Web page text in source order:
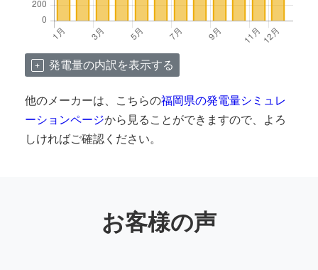
発電量の内訳を表示する
他のメーカーは、こちらの福岡県の発電量シミュレ
ーションページから見ることができますので、よろ
しければご確認ください。
お客様の声